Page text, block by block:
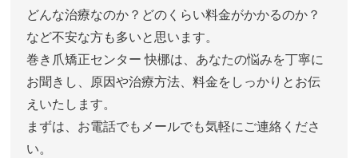
どんな治療なのか？どのくらい料金がかかるのか？
など不安な方も多いと思います。
巻き爪矯正センター 快梛は、あなたの悩みを丁寧に
お聞きし、原因や治療方法、料金をしっかりとお伝
えいたします。
まずは、お電話でもメールでも気軽にご連絡くださ
い。